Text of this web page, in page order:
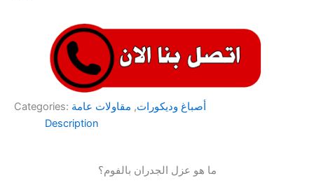
Categories: أصباغ وديكورات, مقاولات عامة
Description
ما هو عزل الجدران بالفوم؟